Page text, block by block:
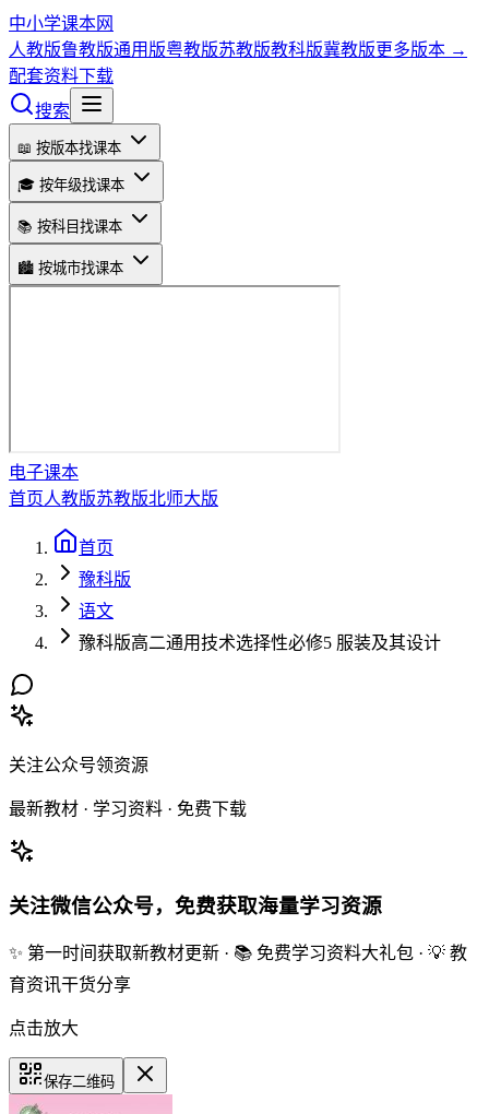
中小学课本网
人教版鲁教版通用版粤教版苏教版教科版冀教版更多版本 →
配套资料下载
搜索
📖 按版本找课本
🎓 按年级找课本
📚 按科目找课本
🏙️ 按城市找课本
电子课本
首页人教版苏教版北师大版
首页
豫科版
语文
豫科版高二通用技术选择性必修5 服装及其设计
关注公众号领资源
最新教材 · 学习资料 · 免费下载
关注微信公众号，免费获取海量学习资源
✨ 第一时间获取新教材更新 · 📚 免费学习资料大礼包 · 💡 教
育资讯干货分享
点击放大
保存二维码